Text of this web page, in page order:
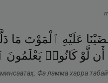
عَلَيْهِ ٱلْمَوْتَ مَا
أَن لَّوْ كَانُوا۟ يَعْلَمُونَ
Фа ламма харра